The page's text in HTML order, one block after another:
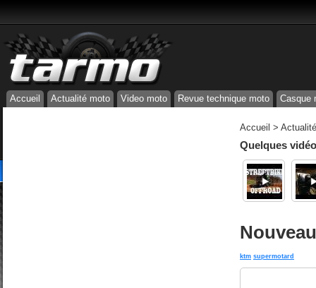
Accueil Actualité moto Video moto Revue technique moto Casque
Accueil >
Quelques
ktm supermotard